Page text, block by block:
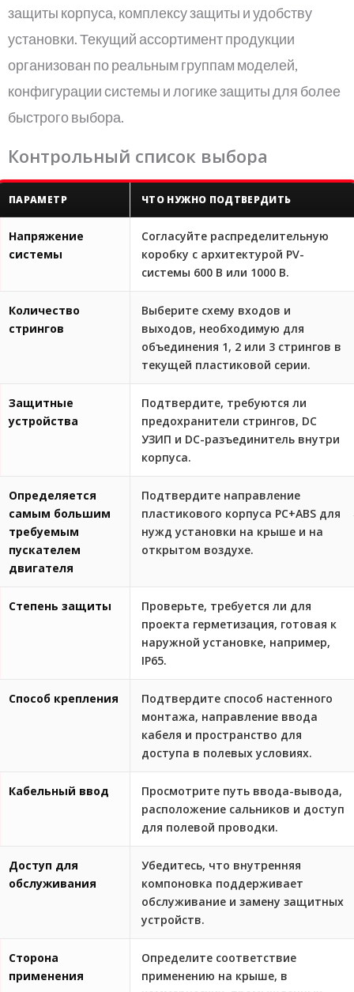
защиты корпуса, комплексу защиты и удобству
установки. Текущий ассортимент продукции
организован по реальным группам моделей,
конфигурации системы и логике защиты для более
быстрого выбора.
Контрольный список выбора
распределительной коробки
ПАРАМЕТР ЧТО НУЖНО ПОДТВЕРДИТЬ
Напряжение
системы
Согласуйте распределительную
коробку с архитектурой PV-
системы 600 В или 1000 В.
Количество
стрингов
Выберите схему входов и
выходов, необходимую для
объединения 1, 2 или 3 стрингов в
текущей пластиковой серии.
Защитные
устройства
Подтвердите, требуются ли
предохранители стрингов, DC
УЗИП и DC-разъединитель внутри
корпуса.
Определяется
самым большим
требуемым
пускателем
двигателя
Подтвердите направление
пластикового корпуса PC+ABS для
нужд установки на крыше и на
открытом воздухе.
Степень защиты
Проверьте, требуется ли для
проекта герметизация, готовая к
наружной установке, например,
IP65.
Способ крепления
Подтвердите способ настенного
монтажа, направление ввода
кабеля и пространство для
доступа в полевых условиях.
Кабельный ввод
Просмотрите путь ввода-вывода,
расположение сальников и доступ
для полевой проводки.
Доступ для
обслуживания
Убедитесь, что внутренняя
компоновка поддерживает
обслуживание и замену защитных
устройств.
Сторона
применения
Определите соответствие
применению на крыше, в